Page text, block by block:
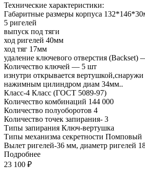
Технические характеристики:
Габаритные размеры корпуса
5 ригелей
выпуск под тяги
ход ригелей 40мм
ход тяг 17мм
удаление ключевого отверстия
Количество ключей — 5 шт
изнутри открывается вертушкой,снаружи
нажимным цилиндром диам 34мм..
Класс-4 Класс (ГОСТ 5089-97)
Количество комбинаций 144 000
Количество полуоборотов 4
Количество точек запирания- 3
Типы запирания Ключ-вертушка
Типы механизма секретности Помповый
Вылет ригелей-36 мм, диаметр ригелей
Подробнее
23 100 ₽